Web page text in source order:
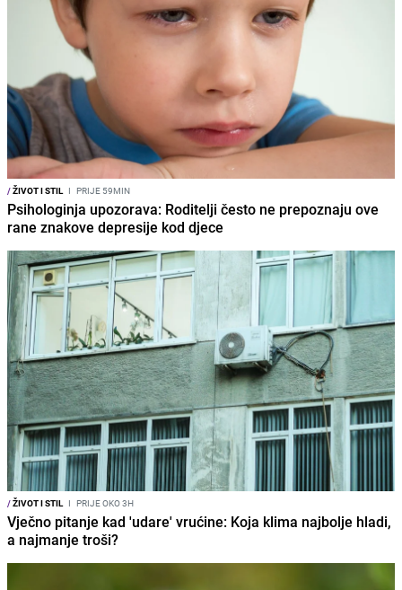
/ŽIVOT I STIL I PRIJE 59MIN
Psihologinja upozorava: Roditelji često ne prepoznaju ove
rane znakove depresije kod djece
/ŽIVOT I STIL I PRIJE OKO 3H
Vječno pitanje kad 'udare' vrućine: Koja klima najbolje hladi,
a najmanje troši?